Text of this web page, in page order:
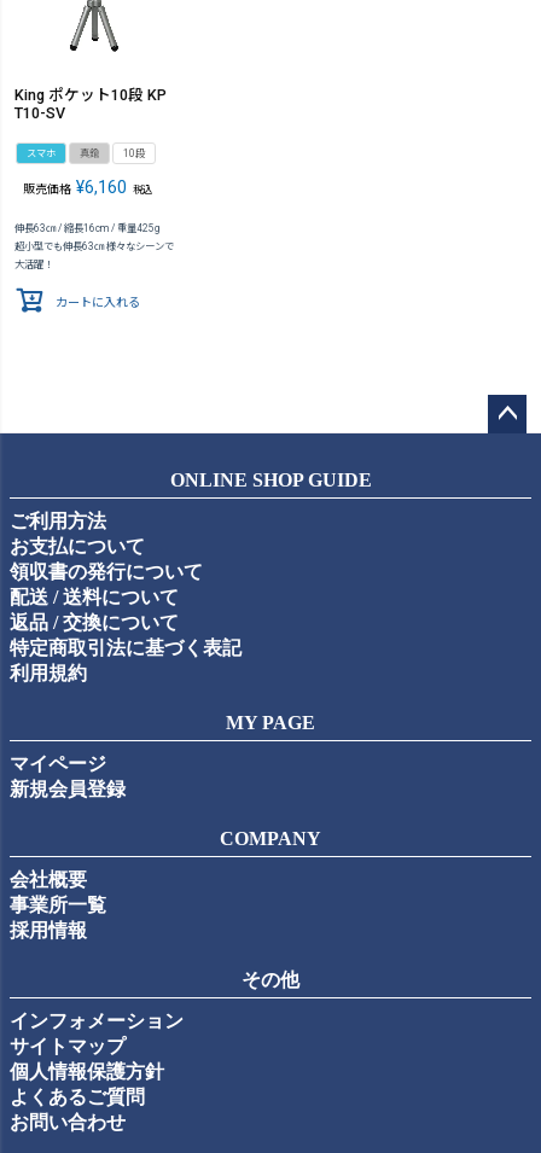
King ポケット10段 KP
T10-SV
スマホ 真鍮 10段
販売価格 ¥6,160 税込
伸長63㎝ / 縮長16cm / 重量425g
超小型でも伸長63㎝ 様々なシーンで
大活躍！
カートに入れる
ップ
ONLINE SHOP GUIDE
ご利用方法
お支払について
領収書の発行について
配送 / 送料について
返品 / 交換について
特定商取引法に基づく表記
利用規約
MY PAGE
マイページ
新規会員登録
COMPANY
会社概要
事業所一覧
採用情報
その他
インフォメーション
サイトマップ
個人情報保護方針
よくあるご質問
お問い合わせ